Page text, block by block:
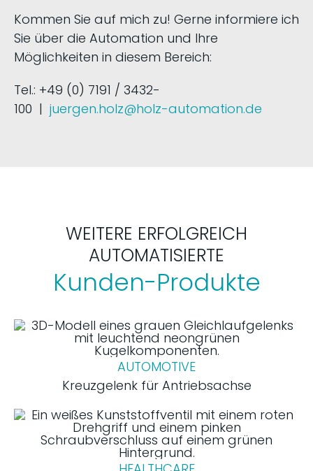
Kommen Sie auf mich zu! Gerne informiere ich
Sie über die Automation und Ihre
Möglichkeiten in diesem Bereich:
Tel.: +49 (0) 7191 / 3432-
100 | juergen.holz@holz-automation.de
WEITERE ERFOLGREICH
AUTOMATISIERTE
Kunden-Produkte
AUTOMOTIVE
Kreuzgelenk für Antriebsachse